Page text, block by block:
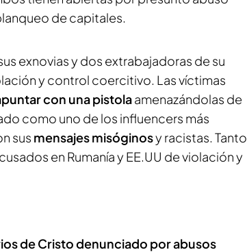
de capitales.
exnovias y dos extrabajadoras de su
y control coercitivo. Las víctimas
con una pistolaamenazándolas de
como uno de los influencers más
sus mensajes misóginosy racistas. Tanto
en Rumanía y EE.UU de violación y
de Cristo denunciado por abusos